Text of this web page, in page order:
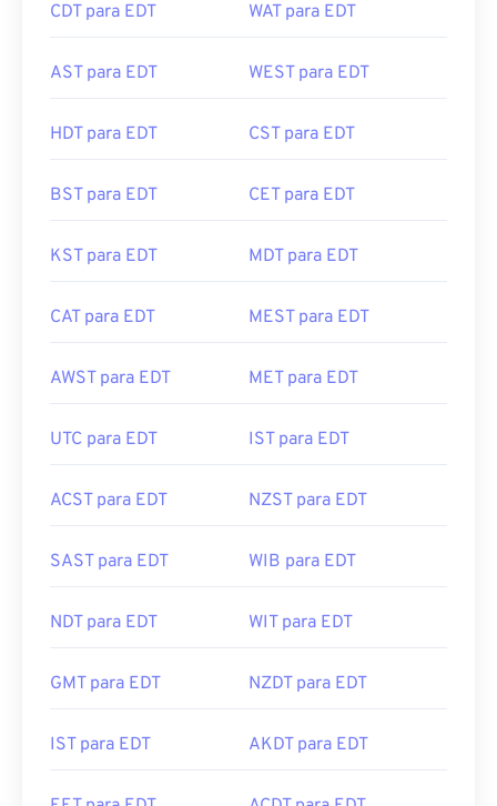
CDT para EDT WAT para EDT
AST para EDT WEST para EDT
HDT para EDT CST para EDT
BST para EDT CET para EDT
KST para EDT MDT para EDT
CAT para EDT MEST para EDT
AWST para EDT MET para EDT
UTC para EDT IST para EDT
ACST para EDT NZST para EDT
SAST para EDT WIB para EDT
NDT para EDT WIT para EDT
GMT para EDT NZDT para EDT
IST para EDT AKDT para EDT